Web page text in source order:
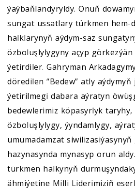
ýaýbaňlandyryldy. Onuň
sungat ussatlary türkmen hem-
halklarynyň aýdym-saz
özboluşlylygyny açyp
ýetirdiler. Gahryman
döredilen “Bedew” atly
ýetirilmegi dabara aýratyn
bedewlerimiz köpasyrlyk
özboluşlylygy, ýyndamlygy,
umumadamzat
hazynasynda mynasyp orun
türkmen halkynyň
ähmiýetine Milli Liderimiziň